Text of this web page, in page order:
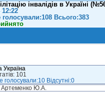
інвалідів в Україні
12:22
Всього:383
Україна
101
Відсутні:0
Артеменко Ю.А.